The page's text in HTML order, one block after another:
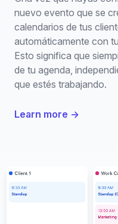
nuevo evento que se
calendarios de tus
automáticamente con
Esto significa que
de tu agenda,
que estés trabajando.
Learn more →